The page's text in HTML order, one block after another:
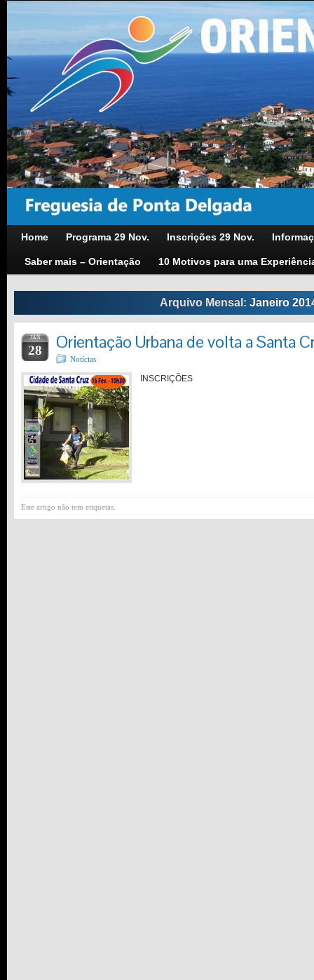
Home Programa 29 Nov. Inscrições 29 Nov.
Saber mais – Orientação 10 Motivos para uma
Arquivo Mensal: Janeiro
JAN
28 Orientação Urbana de volta a Santa
Notícias
INSCRIÇÕES
Este artigo não tem etiquetas.